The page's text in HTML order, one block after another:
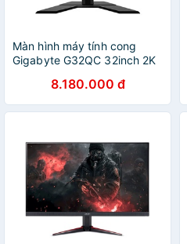
Màn hình máy tính cong
Gigabyte G32QC 32inch 2K
8.180.000 đ